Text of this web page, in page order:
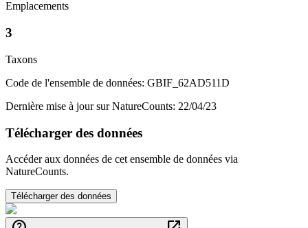
Emplacements
3
Taxons
Code de l'ensemble de données: GBIF_62AD511D
Dernière mise à jour sur NatureCounts: 22/04/23
Télécharger des données
Accéder aux données de cet ensemble de données via
NatureCounts.
Télécharger des données